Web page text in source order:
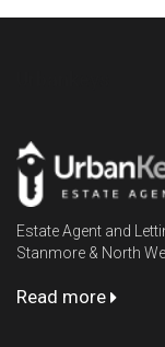
Estate Agent and
Stanmore & North
Read more